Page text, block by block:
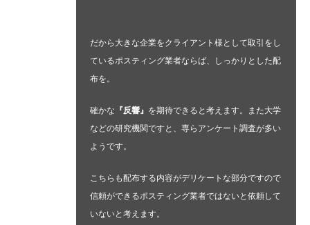
だから大きな企業をクライアント様として取引をし
ているポスティング業者ならば、しっかりとした配
布を。
確かな 『反響』 を期待できると考えます。また大学
などの研究機関ですと、専らアンケート調査が多い
ようです。
こちらも配布する内容がデリケートな部分ですので
信頼ができるポスティング業者ではないと依頼して
いないと考えます。